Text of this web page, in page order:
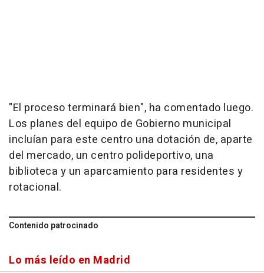
"El proceso terminará bien", ha comentado luego.
Los planes del equipo de Gobierno municipal
incluían para este centro una dotación de, aparte
del mercado, un centro polideportivo, una
biblioteca y un aparcamiento para residentes y
rotacional.
Contenido patrocinado
Lo más leído en Madrid